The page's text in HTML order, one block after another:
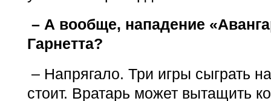
– А вообще, нападение
Гарнетта?
– Напрягало. Три игры сыграть
стоит. Вратарь может вытащить